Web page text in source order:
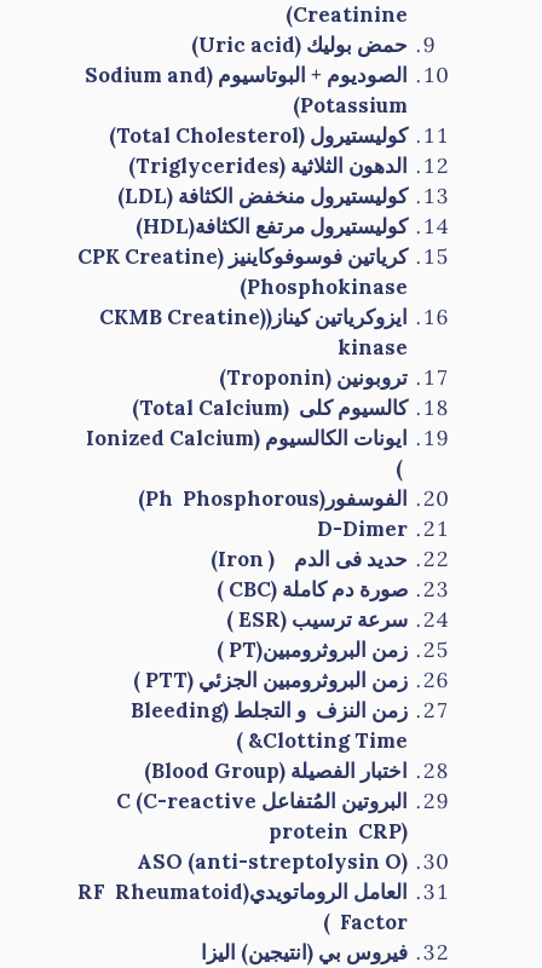
Creatinine
)
حمض بوليك (
Uric acid
)
الصوديوم + البوتاسيوم (
Sodium and
Potassium
)
كوليستيرول (
Total Cholesterol
)
الدهون الثلاثية (
Triglycerides
)
كوليستيرول منخفض الكثافة (
LDL
)
كوليستيرول مرتفع الكثافة(
HDL
)
كرياتين فوسوفوكاينيز (
CPK Creatine
Phosphokinase
)
ايزوكرياتين كيناز(
(CK
MB Creatine
kinase
تروبونين (
Troponin
)
كالسيومكلى (Total Calcium
)
ايونات الكالسيوم (Ionized Calcium
)
الفوسفور(Ph Phosphorous
)
D-Dimer
حديد فى الدم ( Iron
)
صورة دم كاملة (CBC
)
سرعة ترسيب (
ESR
)
زمن البروثرومبين(
PT
)
زمن البروثرومبين الجزئي (
PTT
)
زمن النزف و التجلط (Bleeding
&Clotting Time
)
اختبار الفصيلة (
Blood Group
)
البروتين المُتفاعل
(C-reactive
protein CRP)
ASO (anti-streptolysin O)
العامل الروماتويدي(
RF Rheumatoid
Factor
)
فيروس بي (انتيجين) اليزا